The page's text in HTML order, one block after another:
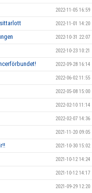
2022-11-05 16:59
2022-11-01 14:20
2022-10-31 22:07
2022-10-23 10:21
2022-09-28 16:14
2022-06-02 11:55
2022-05-08 15:00
2022-02-10 11:14
2022-02-07 14:36
2021-11-20 09:05
2021-10-30 15:02
2021-10-12 14:24
2021-10-12 14:17
2021-09-29 12:20